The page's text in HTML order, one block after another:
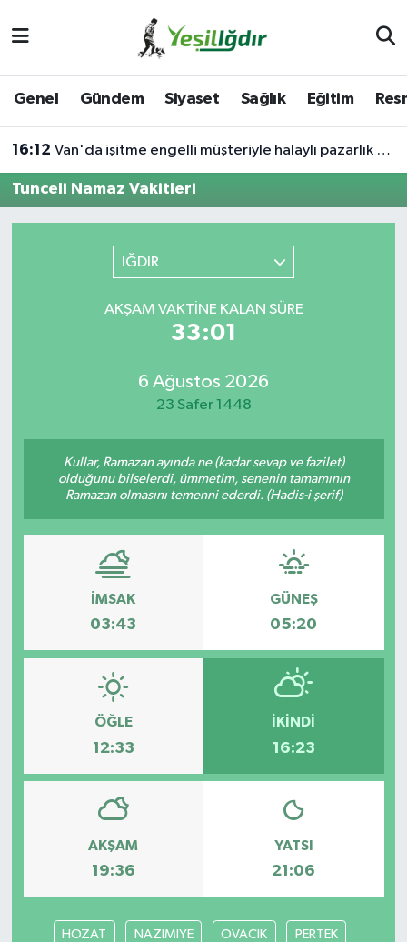
Genel Gündem Siyaset Sağlık Eğitim
16:12 Van'da işitme engelli müşteriyle halaylı pazarlık gülümsetti
Tunceli Namaz Vakitleri
IĞDIR
AKŞAM VAKTINE KALAN SÜRE
33:01
6 Ağustos 2026
23 Safer 1448
Kullar, Ramazan ayında ne (kadar sevap ve fazilet)
olduğunu bilselerdi, ümmetim, senenin tamamının
Ramazan olmasını temenni ederdi. (Hadis-i şerif)
İMSAK
03:43
GÜNEŞ
05:20
ÖĞLE
12:33
İKINDI
16:23
AKŞAM
19:36
YATSI
21:06
HOZAT NAZİMİYE OVACIK PERTEK
İğdir Namaz Vakitleri
Iğdır Trafik Yoğunluk Haritası
Süper Lig Puan Durumu ve Fikstür
Tüm Manşetler